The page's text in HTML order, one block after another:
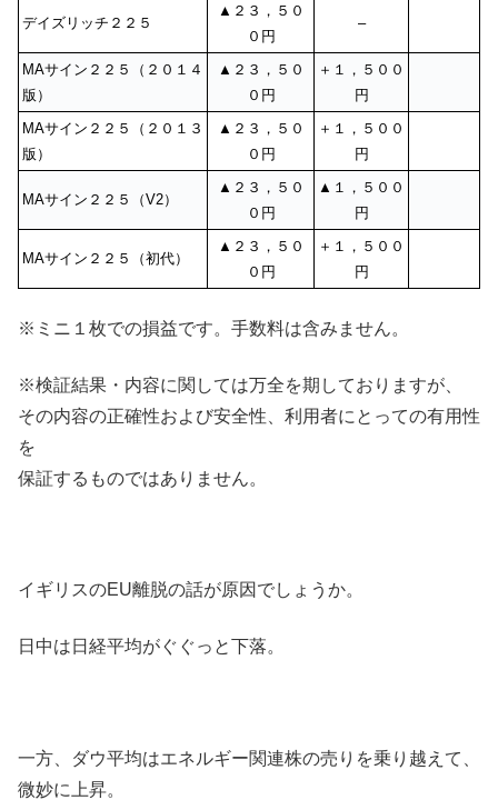
デイズリッチ２２５
▲２３，５０
０円
–
MAサイン２２５（２０１４
版）
▲２３，５０
０円
＋１，５００
円
MAサイン２２５（２０１３
版）
▲２３，５０
０円
＋１，５００
円
MAサイン２２５（V2）
▲２３，５０
０円
▲１，５００
円
MAサイン２２５（初代）
▲２３，５０
０円
＋１，５００
円
※ミニ１枚での損益です。手数料は含みません。
※検証結果・内容に関しては万全を期しておりますが、
その内容の正確性および安全性、利用者にとっての有用性
を
保証するものではありません。
イギリスのEU離脱の話が原因でしょうか。
日中は日経平均がぐぐっと下落。
一方、ダウ平均はエネルギー関連株の売りを乗り越えて、
微妙に上昇。